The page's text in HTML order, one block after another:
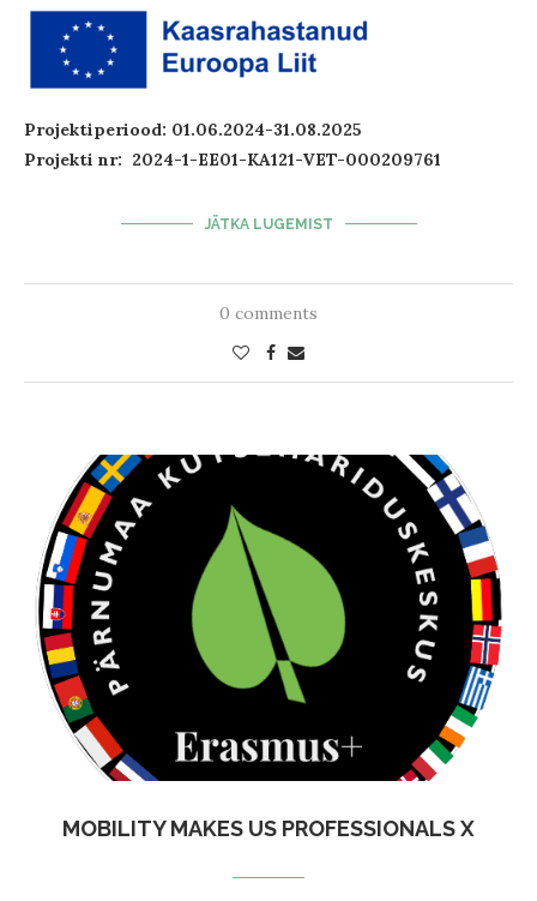
Projektiperiood: 01.06.2024-31.08.2025
Projekti nr: 2024-1-EE01-KA121-VET-000209761
JÄTKA LUGEMIST
0 comments
MOBILITY MAKES US PROFESSIONALS X